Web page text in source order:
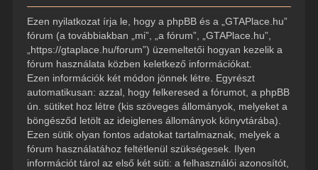
Ezen nyilatkozat írja le, hogy a phpBB és a „GTAPlace.hu”
fórum (a továbbiakban „mi”, „a fórum”, „GTAPlace.hu”,
„https://gtaplace.hu/forum”) üzemeltetői hogyan kezelik a
fórum használata közben keletkező információkat.
Ezen információk két módon jönnek létre. Egyrészt
automatikusan: azzal, hogy felkeresed a fórumot, a phpBB
ún. sütiket hoz létre (kis szöveges állományok, melyeket a
böngésződ letölt az ideiglenes állományok könyvtárába).
Ezen sütik olyan fontos adatokat tartalmaznak, melyek a
fórum használatához feltétlenül szükségesek. Ilyen
információt tárol az első két süti: a felhasználói azonosítót,